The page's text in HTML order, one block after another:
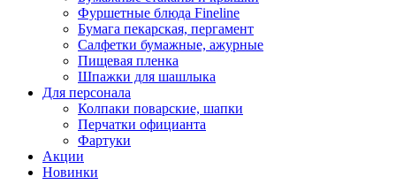
Фуршетные блюда Fineline
Бумага пекарская, пергамент
Салфетки бумажные, ажурные
Пищевая пленка
Шпажки для шашлыка
Для персонала
Колпаки поварские, шапки
Перчатки официанта
Фартуки
Акции
Новинки